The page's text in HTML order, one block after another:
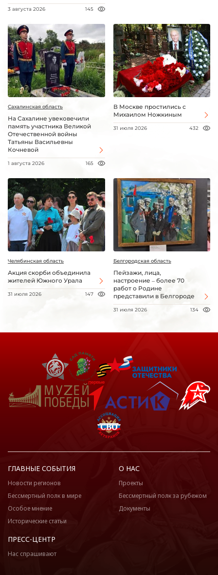
3 августа 2026 145
Сахалинская область
На Сахалине увековечили
память участника Великой
Отечественной войны
Татьяны Васильевны
Кочневой
1 августа 2026 165
В Москве простились с
Михаилом Ножкиным
31 июля 2026 432
Челябинская область
Акция скорби объединила
жителей Южного Урала
31 июля 2026 147
Белгородская область
Пейзажи, лица,
настроение – более 70
работ о Родине
представили в Белгороде
31 июля 2026 134
ГЛАВНЫЕ СОБЫТИЯ
Новости регионов
Бессмертный полк в мире
Особое мнение
Исторические статьи
О НАС
Проекты
Бессмертный полк за рубежом
Документы
ПРЕСС-ЦЕНТР
Нас спрашивают